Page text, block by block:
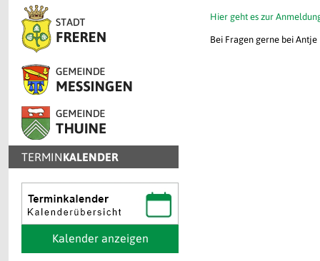
TERMINKALENDER
Kalender anzeigen
Hier geht es zur
Bei Fragen gerne bei